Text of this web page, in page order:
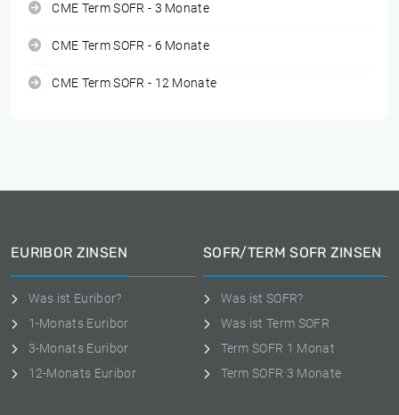
CME Term SOFR - 3 Monate
CME Term SOFR - 6 Monate
CME Term SOFR - 12 Monate
EURIBOR ZINSEN
Was ist Euribor?
1-Monats Euribor
3-Monats Euribor
12-Monats Euribor
SOFR/TERM SOFR ZINSEN
Was ist SOFR?
Was ist Term SOFR
Term SOFR 1 Monat
Term SOFR 3 Monate